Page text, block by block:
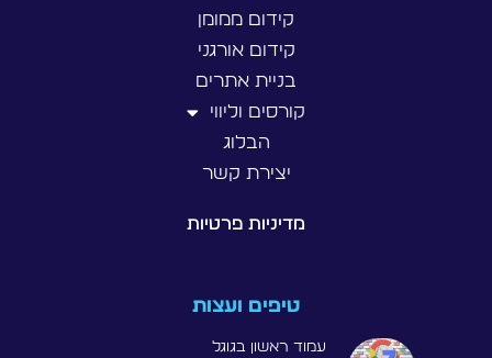
קידום ממומן
קידום אורגני
בניית אתרים
קורסים וליווי
הבלוג
יצירת קשר
מדיניות פרטיות
טיפים ועצות
עמוד ראשון בגוגל